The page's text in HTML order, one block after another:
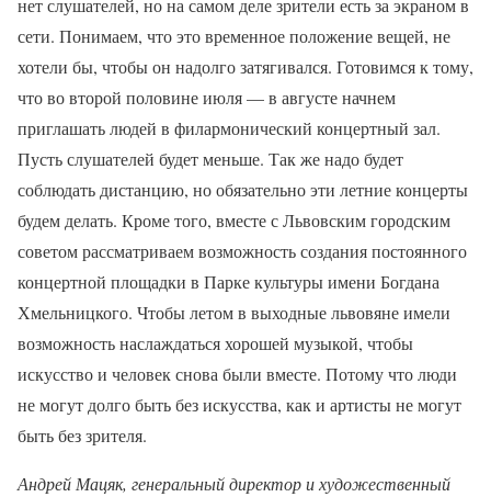
нет слушателей, но на самом деле зрители есть за экраном в
сети. Понимаем, что это временное положение вещей, не
хотели бы, чтобы он надолго затягивался. Готовимся к тому,
что во второй половине июля — в августе начнем
приглашать людей в филармонический концертный зал.
Пусть слушателей будет меньше. Так же надо будет
соблюдать дистанцию, но обязательно эти летние концерты
будем делать. Кроме того, вместе с Львовским городским
советом рассматриваем возможность создания постоянного
концертной площадки в Парке культуры имени Богдана
Хмельницкого. Чтобы летом в выходные львовяне имели
возможность наслаждаться хорошей музыкой, чтобы
искусство и человек снова были вместе. Потому что люди
не могут долго быть без искусства, как и артисты не могут
быть без зрителя.
Андрей Мацяк, генеральный директор и художественный